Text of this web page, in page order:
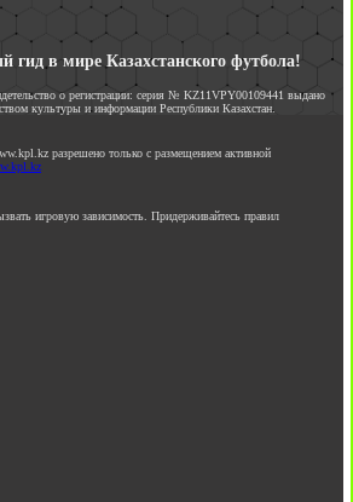
в мире Казахстанского футбола!
о регистрации: серия № KZ11VPY00109441 выдано
культуры и информации Республики Казахстан.
разрешено только с размещением активной
игровую зависимость. Придерживайтесь правил